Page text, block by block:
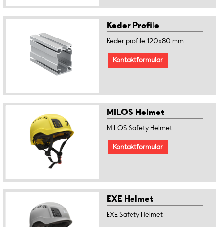
Keder Profile
Keder profile 120x80 mm
Kontaktformular
MILOS Helmet
MILOS Safety Helmet
Kontaktformular
EXE Helmet
EXE Safety Helmet